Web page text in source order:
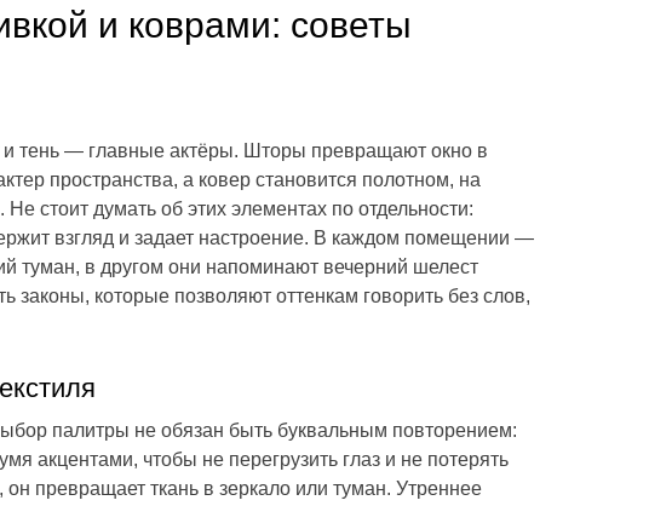
и коврами: советы
и тень — главные актёры. Шторы превращают окно в
пространства, а ковер становится полотном, на
стоит думать об этих элементах по отдельности:
взгляд и задает настроение. В каждом помещении —
туман, в другом они напоминают вечерний шелест
законы, которые позволяют оттенкам говорить без слов,
палитры не обязан быть буквальным повторением:
акцентами, чтобы не перегрузить глаз и не потерять
превращает ткань в зеркало или туман. Утреннее